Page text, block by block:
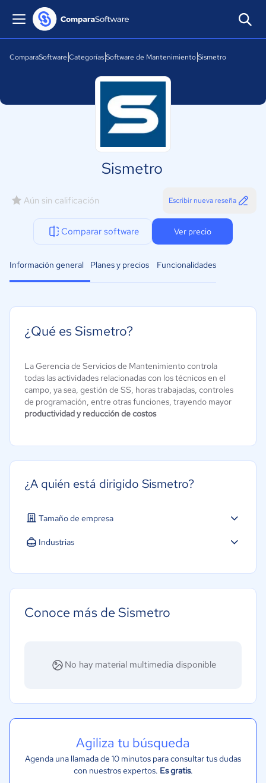
ComparaSoftware CategoríasSoftware de MantenimientoSismetro
Sismetro
Aún sin calificación Escribir nueva reseña
Comparar software Ver precio
Información general Planes y precios Funcionalidades
¿Qué es Sismetro?
La Gerencia de Servicios de Mantenimiento controla
todas las actividades relacionadas con los técnicos en el
campo, ya sea, gestión de SS, horas trabajadas, controles
de programación, entre otras funciones, trayendo mayor
productividad y reducción de costos
¿A quién está dirigido Sismetro?
Tamaño de empresa
Industrias
Telecomunicaciones
Conoce más de Sismetro
No hay material multimedia disponible
Agiliza tu búsqueda
Agenda una llamada de 10 minutos para consultar tus dudas
con nuestros expertos. Es gratis.